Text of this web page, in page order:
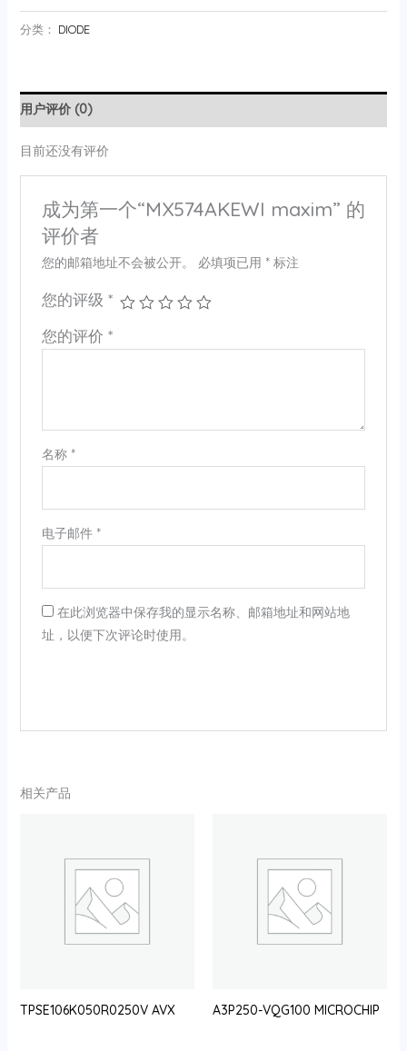
分类： DIODE
用户评价 (0)
目前还没有评价
成为第一个“MX574AKEWI maxim” 的
评价者
您的邮箱地址不会被公开。 必填项已用 *标注
您的评级 *
您的评价 *
名称 *
电子邮件 *
在此浏览器中保存我的显示名称、邮箱地址和网站地
址，以便下次评论时使用。
相关产品
TPSE106K050R0250V AVX A3P250-VQG100 MICROCHIP